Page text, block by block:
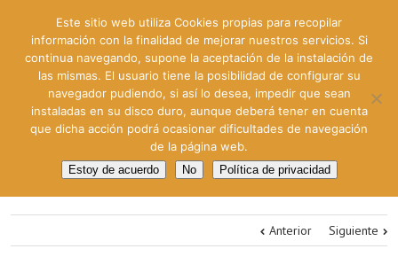
Anterior Siguiente
Este sitio web utiliza Cookies propias para recopilar
información con la finalidad de mejorar nuestros servicios. Si
continua navegando, supone la aceptación de la instalación de
las mismas. El usuario tiene la posibilidad de configurar su
navegador pudiendo, si así lo desea, impedir que sean
instaladas en su disco duro, aunque deberá tener en cuenta
que dicha acción podrá ocasionar dificultades de navegación
de la página web.
Estoy de acuerdo No Política de privacidad